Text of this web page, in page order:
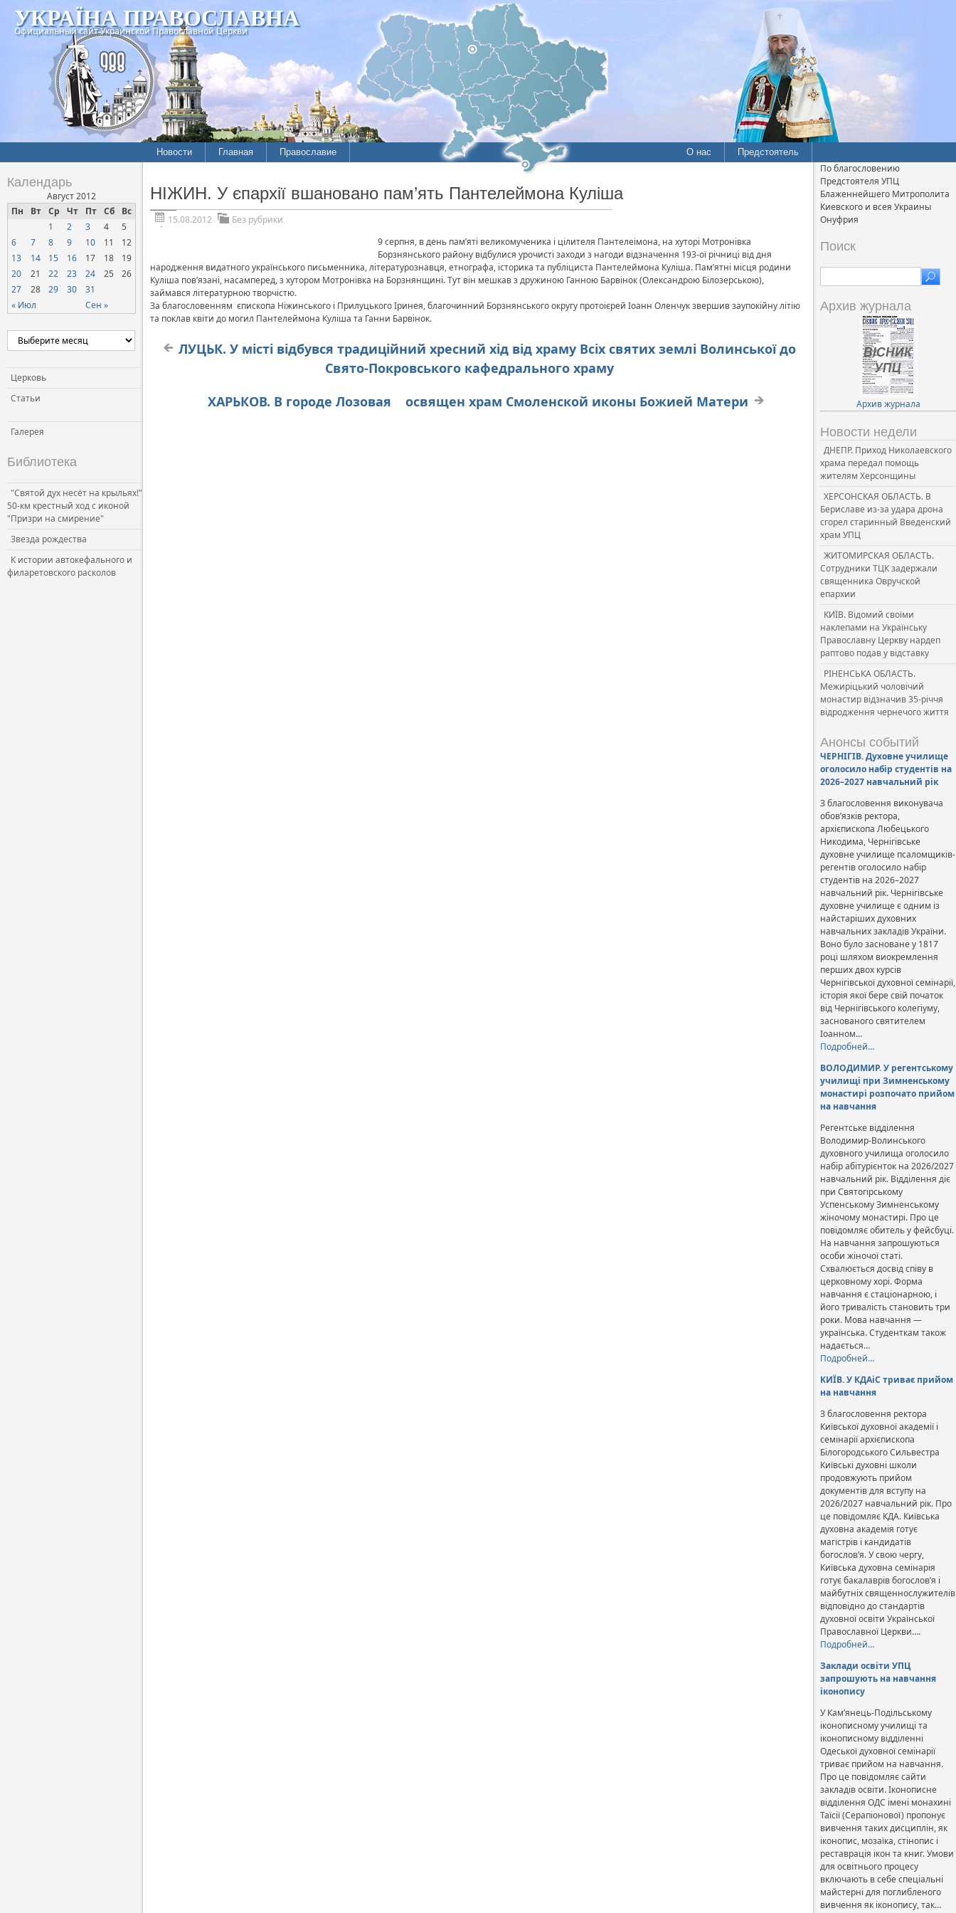
УКРАЇНА ПРАВОСЛАВНА
Официальный сайт Украинской Православной Церкви
Новости Главная Православие О нас Предстоятель
Календарь
Август 2012
Пн
Вт Ср Чт Пт Сб Вс
« Июл Сен »
1 2 3 4
5
6
7 8 9 10 11
12
13
14 15 16 17 18
19
20
21 22 23 24 25
26
27
28 29 30 31
Церковь
Статьи
Галерея
Библиотека
"Святой дух несёт на крыльях!"
50-км крестный ход с иконой
"Призри на смирение"
Звезда рождества
К истории автокефального и
филаретовского расколов
НІЖИН. У єпархії вшановано пам’ять Пантелеймона Куліша
15.08.2012
Без рубрики
9 серпня, в день пам’яті великомученика і цілителя Пантелеімона, на хуторі Мотронівка
Борзнянського району відбулися урочисті заходи з нагоди відзначення 193-ої річниці від дня
народження видатного українського письменника, літературознавця, етнографа, історика та публіциста Пантелеймона Куліша. Пам’ятні місця родини
Куліша пов’язані, насамперед, з хутором Мотронівка на Борзнянщині. Тут він мешкав з дружиною Ганною Барвінок (Олександрою Білозерською),
займався літературною творчістю.
За благословенням єпископа Ніжинського і Прилуцького Іринея, благочинний Борзнянського округу протоієрей Іоанн Оленчук звершив заупокійну літію
та поклав квіти до могил Пантелеймона Куліша та Ганни Барвінок.
ЛУЦЬК. У місті відбувся традиційний хресний хід від храму Всіх святих землі Волинської до
Свято-Покровського кафедрального храму
ХАРЬКОВ. В городе Лозовая освящен храм Смоленской иконы Божией Матери
По благословению
Предстоятеля УПЦ
Блаженнейшего Митрополита
Киевского и всея Украины
Онуфрия
Поиск
Архив журнала
Архив журнала
Новости недели
ДНЕПР. Приход Николаевского
храма передал помощь
жителям Херсонщины
ХЕРСОНСКАЯ ОБЛАСТЬ. В
Бериславе из-за удара дрона
сгорел старинный Введенский
храм УПЦ
ЖИТОМИРСКАЯ ОБЛАСТЬ.
Сотрудники ТЦК задержали
священника Овручской
епархии
КИЇВ. Відомий своїми
наклепами на Українську
Православну Церкву нардеп
раптово подав у відставку
РІНЕНСЬКА ОБЛАСТЬ.
Межиріцький чоловічий
монастир відзначив 35-річчя
відродження чернечого життя
Анонсы событий
ЧЕРНІГІВ. Духовне училище
оголосило набір студентів на
2026–2027 навчальний рік
З благословення виконувача
обов’язків ректора,
архієпископа Любецького
Никодима, Чернігівське
духовне училище псаломщиків-
регентів оголосило набір
студентів на 2026–2027
навчальний рік. Чернігівське
духовне училище є одним із
найстаріших духовних
навчальних закладів України.
Воно було засноване у 1817
році шляхом виокремлення
перших двох курсів
Чернігівської духовної семінарії,
історія якої бере свій початок
від Чернігівського колегіуму,
заснованого святителем
Іоанном…
Подробней…
ВОЛОДИМИР. У регентському
училищі при Зимненському
монастирі розпочато прийом
на навчання
Регентське відділення
Володимир-Волинського
духовного училища оголосило
набір абітурієнток на 2026/2027
навчальний рік. Відділення діє
при Святогірському
Успенському Зимненському
жіночому монастирі. Про це
повідомляє обитель у фейсбуці.
На навчання запрошуються
особи жіночої статі.
Схвалюється досвід співу в
церковному хорі. Форма
навчання є стаціонарною, і
його тривалість становить три
роки. Мова навчання —
українська. Студенткам також
надається…
Подробней…
КИЇВ. У КДАіС триває прийом
на навчання
З благословення ректора
Київської духовної академії і
семінарії архієпископа
Білогородського Сильвестра
Київські духовні школи
продовжують прийом
документів для вступу на
2026/2027 навчальний рік. Про
це повідомляє КДА. Київська
духовна академія готує
магістрів і кандидатів
богослов’я. У свою чергу,
Київська духовна семінарія
готує бакалаврів богослов’я і
майбутніх священнослужителів
відповідно до стандартів
духовної освіти Української
Православної Церкви….
Подробней…
Заклади освіти УПЦ
запрошують на навчання
іконопису
У Кам’янець-Подільському
іконописному училищі та
іконописному відділенні
Одеської духовної семінарії
триває прийом на навчання.
Про це повідомляє сайти
закладів освіти. Іконописне
відділення ОДС імені монахині
Таїсії (Серапіонової) пропонує
вивчення таких дисциплін, як
іконопис, мозаїка, стінопис і
реставрація ікон та книг. Умови
для освітнього процесу
включають в себе спеціальні
майстерні для поглибленого
вивчення як іконопису, так…